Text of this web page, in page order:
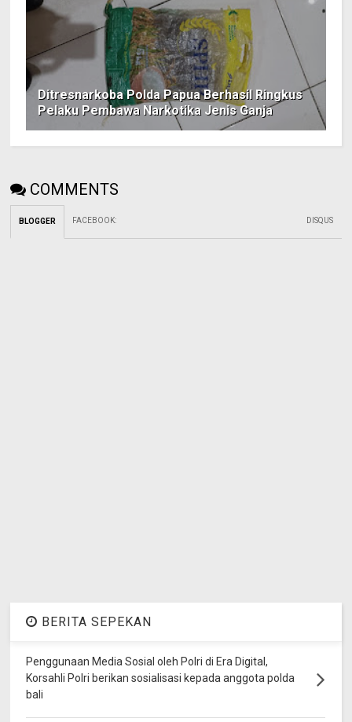
Ditresnarkoba Polda Papua Berhasil Ringkus
Pelaku Pembawa Narkotika Jenis Ganja
COMMENTS
BLOGGER FACEBOOK: DISQUS
BERITA SEPEKAN
Penggunaan Media Sosial oleh Polri di Era Digital,
Korsahli Polri berikan sosialisasi kepada anggota polda
bali